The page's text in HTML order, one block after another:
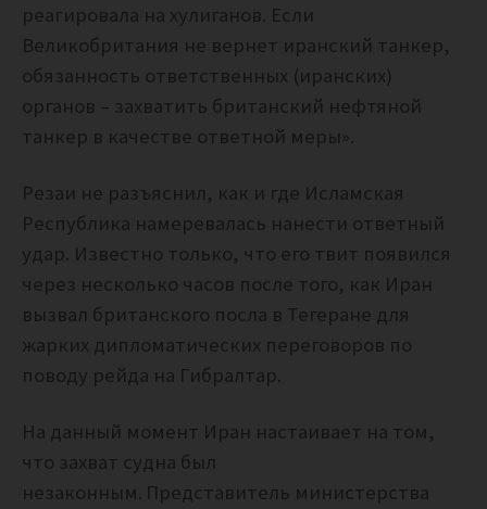
реагировала на хулиганов. Если
Великобритания не вернет иранский танкер,
обязанность ответственных (иранских)
органов – захватить британский нефтяной
танкер в качестве ответной меры».
Резаи не разъяснил, как и где Исламская
Республика намеревалась нанести ответный
удар. Известно только, что его твит появился
через несколько часов после того, как Иран
вызвал британского посла в Тегеране для
жарких дипломатических переговоров по
поводу рейда на Гибралтар.
На данный момент Иран настаивает на том,
что захват судна был
незаконным. Представитель министерства